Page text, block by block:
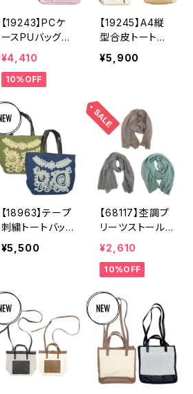
ー ハンドバッ
グ
【19243】PCケ
ースPUバッグ
【送料無料】パソ
コンケース シ
ョルダー ノート
ット PUケー
ス 合成皮革
ショルダーバッ
グ 無地 ビジ
ネス 通勤 通
学 アイボリ
ー ラベンダー
¥4,410
10%OFF
【19245】A4縦
型合皮トートバ
ッグ【送料無料】
PUバッグ 合皮
ベルト飾り ビ
ジネス 通勤
通学 デイリ
ー 無地 ベー
ジュ ブラッ
ク ピンクベー
ジュ
¥5,900
【18963】テープ
刺繍トートバッ
グ【送料無料】刺
繍バッグ ベト
ート ナチュラ
ルバッグ ブル
ー カーキ
¥5,500
【68117】杢調プ
リーツストール
【送料無料】レデ
ィース ショー
ル リサイクル
紫外線対策 羽
織り 春 夏
秋 マフラー
くすみカラー
ベージュ グリ
ーン ネイビ
ー 母の日 ギ
¥2,610
10%OFF